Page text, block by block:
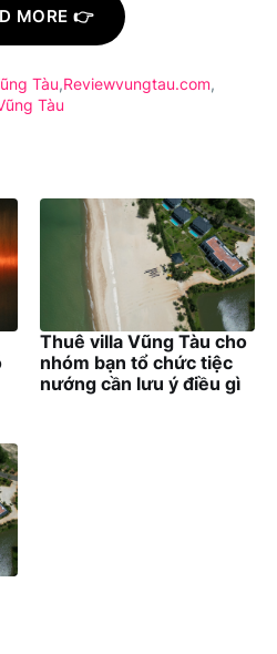
MORE 👉
Tàu Reviewvungtau.com
Tàu
Thuê villa Vũng Tàu cho
nhóm bạn tổ chức tiệc
nướng cần lưu ý điều gì